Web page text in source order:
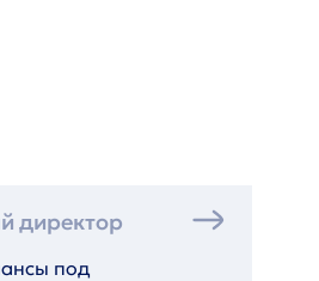
директор
под